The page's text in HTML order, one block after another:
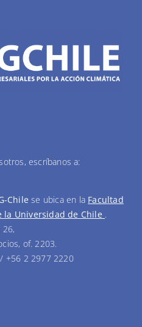
escríbanos a:
Chile se ubica en la Facultad
la Universidad de Chile .
26,
of. 2203.
+56 2 2977 2220